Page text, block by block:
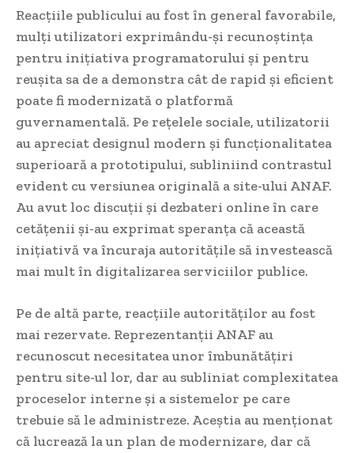
Reacțiile publicului au fost în general favorabile,
mulți utilizatori exprimându-și recunoștința
pentru inițiativa programatorului și pentru
reușita sa de a demonstra cât de rapid și eficient
poate fi modernizată o platformă
guvernamentală. Pe rețelele sociale, utilizatorii
au apreciat designul modern și funcționalitatea
superioară a prototipului, subliniind contrastul
evident cu versiunea originală a site-ului ANAF.
Au avut loc discuții și dezbateri online în care
cetățenii și-au exprimat speranța că această
inițiativă va încuraja autoritățile să investească
mai mult în digitalizarea serviciilor publice.
Pe de altă parte, reacțiile autorităților au fost
mai rezervate. Reprezentanții ANAF au
recunoscut necesitatea unor îmbunătățiri
pentru site-ul lor, dar au subliniat complexitatea
proceselor interne și a sistemelor pe care
trebuie să le administreze. Aceștia au menționat
că lucrează la un plan de modernizare, dar că